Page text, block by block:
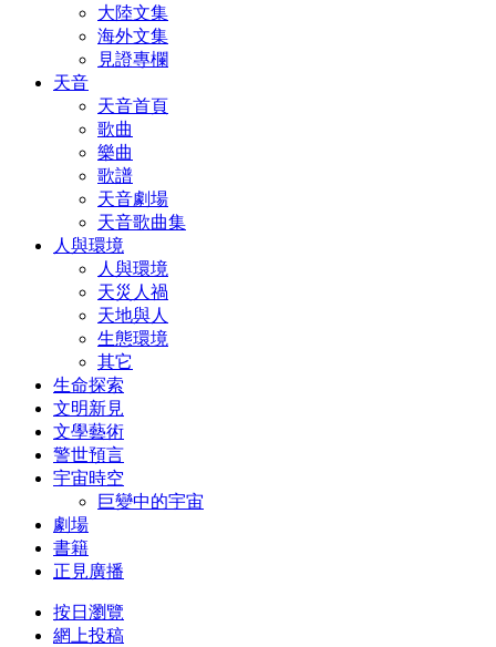
大陸文集
海外文集
見證專欄
天音
天音首頁
歌曲
樂曲
歌譜
天音劇場
天音歌曲集
人與環境
人與環境
天災人禍
天地與人
生態環境
其它
生命探索
文明新見
文學藝術
警世預言
宇宙時空
巨變中的宇宙
劇場
書籍
正見廣播
按日瀏覽
網上投稿